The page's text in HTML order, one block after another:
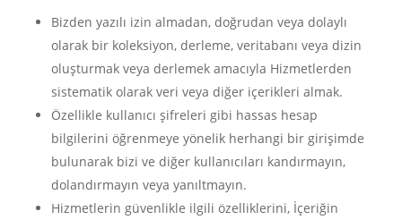
Bizden yazılı izin almadan, doğrudan veya dolaylı
olarak bir koleksiyon, derleme, veritabanı veya dizin
oluşturmak veya derlemek amacıyla Hizmetlerden
sistematik olarak veri veya diğer içerikleri almak.
Özellikle kullanıcı şifreleri gibi hassas hesap
bilgilerini öğrenmeye yönelik herhangi bir girişimde
bulunarak bizi ve diğer kullanıcıları kandırmayın,
dolandırmayın veya yanıltmayın.
Hizmetlerin güvenlikle ilgili özelliklerini, İçeriğin